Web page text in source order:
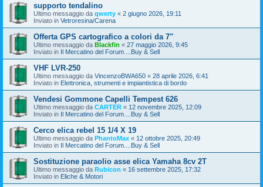
supporto tendalino
Ultimo messaggio da qwerty « 2 giugno 2026, 19:11
Inviato in Vetroresina/Carena
Offerta GPS cartografico a colori da 7"
Ultimo messaggio da Blackfin « 27 maggio 2026, 9:45
Inviato in Il Mercatino del Forum....Buy & Sell
VHF LVR-250
Ultimo messaggio da VincenzoBWA650 « 28 aprile 2026, 6:41
Inviato in Elettronica, strumenti e impiantistica di bordo
Vendesi Gommone Capelli Tempest 626
Ultimo messaggio da CARTER « 12 novembre 2025, 12:09
Inviato in Il Mercatino del Forum....Buy & Sell
Cerco elica rebel 15 1/4 X 19
Ultimo messaggio da PhantoMax « 12 ottobre 2025, 20:49
Inviato in Il Mercatino del Forum....Buy & Sell
Sostituzione paraolio asse elica Yamaha 8cv 2T
Ultimo messaggio da Rubicon « 16 settembre 2025, 17:32
Inviato in Eliche & Motori